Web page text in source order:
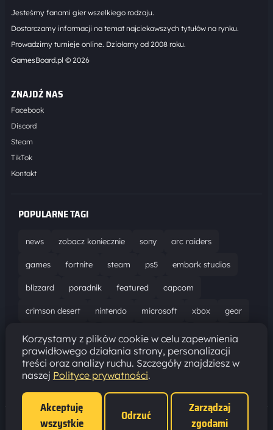
Jesteśmy fanami gier wszelkiego rodzaju.
Dostarczamy informacji na temat najciekawszych tytułów na rynku.
Prowadzimy turnieje online. Działamy od 2008 roku.
GamesBoard.pl © 2026
ZNAJDŹ NAS
Facebook
Discord
Steam
TikTok
Kontakt
POPULARNE TAGI
news zobacz koniecznie sony arc raiders
games fortnite steam ps5 embark studios
blizzard poradnik featured capcom
crimson desert nintendo microsoft xbox gear
world of warcraft solucja marathon ubisoft
bungie recenzja resident evil requiem gaming
aktualizacja pc epic games
Polityka prywatności ·
Korzystamy z plików cookie w celu zapewnienia
prawidłowego działania strony, personalizacji
treści oraz analizy ruchu. Szczegóły znajdziesz w
naszej Polityce prywatności.
Akceptuję
wszystkie
Odrzuć
Zarządzaj
zgodami